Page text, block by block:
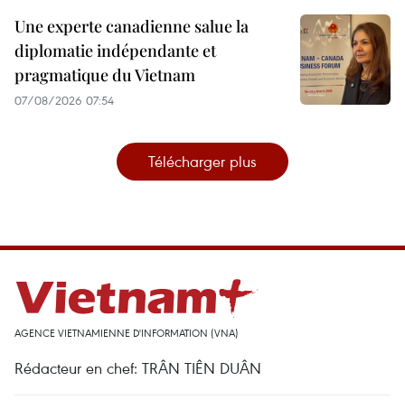
Une experte canadienne salue la
diplomatie indépendante et
pragmatique du Vietnam
07/08/2026 07:54
Télécharger plus
AGENCE VIETNAMIENNE D'INFORMATION (VNA)
Rédacteur en chef: TRÂN TIÊN DUÂN